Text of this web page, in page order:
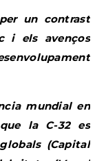
un contrast
i els avenços
mundial en
la C-32 es
(Capital